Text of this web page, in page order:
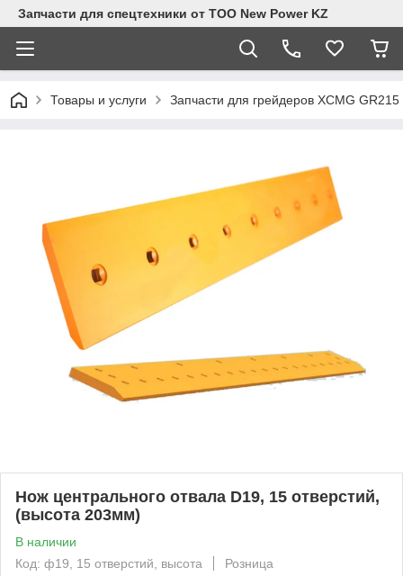
Запчасти для спецтехники от ТОО New Power KZ
Товары и услуги Запчасти для грейдеров XCMG
Нож центрального отвала D19, 15 отверстий,
(высота 203мм)
В наличии
Код: ф19, 15 отверстий, высота
Розница